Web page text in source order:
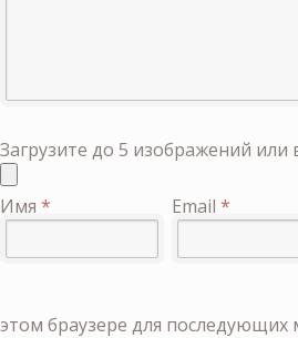
Загрузите до 5 изображений или
Имя * Email *
этом браузере для